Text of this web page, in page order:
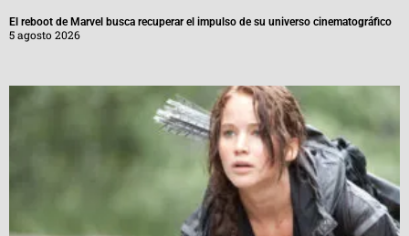
El reboot de Marvel busca recuperar el impulso de su universo cinematográfico
5 agosto 2026